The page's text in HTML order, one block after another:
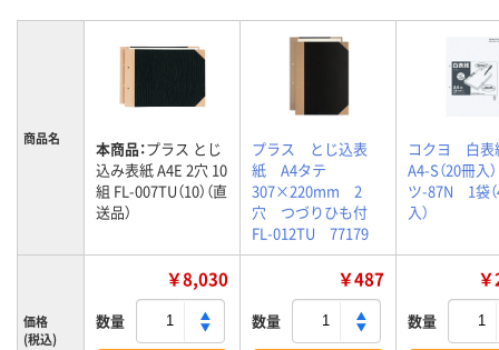
商品名 本商品：プラス とじ
込み表紙 A4E 2穴 10
組 FL-007TU（10）（直
送品）
プラス とじ込表
紙 A4タテ
307×220mm 2
穴 つづりひも付
FL-012TU 77179
コクヨ 白
A4-S（20冊
ツ-87N 1袋
入）
価格
(税込)
￥8,030
数量
￥487
数量 数量